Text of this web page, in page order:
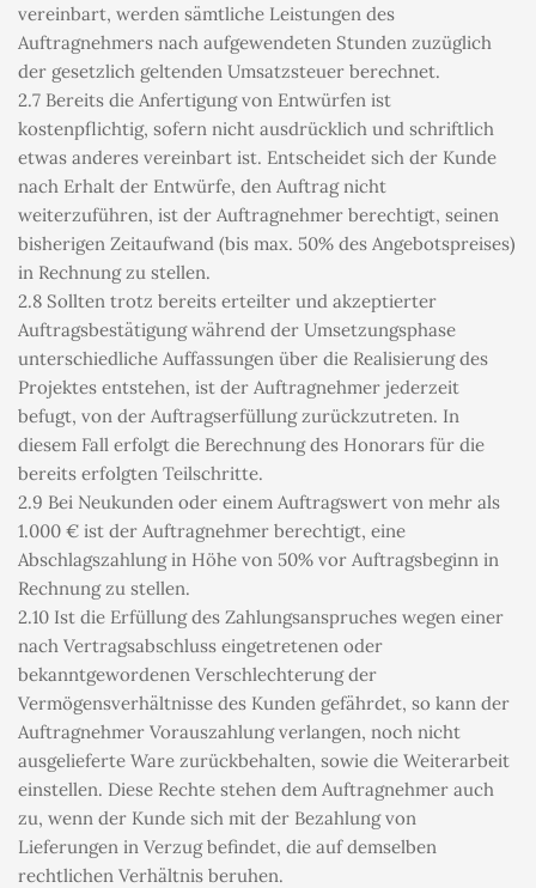
vereinbart, werden sämtliche Leistungen des
Auftragnehmers nach aufgewendeten Stunden zuzüglich
der gesetzlich geltenden Umsatzsteuer berechnet.
2.7 Bereits die Anfertigung von Entwürfen ist
kostenpflichtig, sofern nicht ausdrücklich und schriftlich
etwas anderes vereinbart ist. Entscheidet sich der Kunde
nach Erhalt der Entwürfe, den Auftrag nicht
weiterzuführen, ist der Auftragnehmer berechtigt, seinen
bisherigen Zeitaufwand (bis max. 50% des Angebotspreises)
in Rechnung zu stellen.
2.8 Sollten trotz bereits erteilter und akzeptierter
Auftragsbestätigung während der Umsetzungsphase
unterschiedliche Auffassungen über die Realisierung des
Projektes entstehen, ist der Auftragnehmer jederzeit
befugt, von der Auftragserfüllung zurückzutreten. In
diesem Fall erfolgt die Berechnung des Honorars für die
bereits erfolgten Teilschritte.
2.9 Bei Neukunden oder einem Auftragswert von mehr als
1.000 € ist der Auftragnehmer berechtigt, eine
Abschlagszahlung in Höhe von 50% vor Auftragsbeginn in
Rechnung zu stellen.
2.10 Ist die Erfüllung des Zahlungsanspruches wegen einer
nach Vertragsabschluss eingetretenen oder
bekanntgewordenen Verschlechterung der
Vermögensverhältnisse des Kunden gefährdet, so kann der
Auftragnehmer Vorauszahlung verlangen, noch nicht
ausgelieferte Ware zurückbehalten, sowie die Weiterarbeit
einstellen. Diese Rechte stehen dem Auftragnehmer auch
zu, wenn der Kunde sich mit der Bezahlung von
Lieferungen in Verzug befindet, die auf demselben
rechtlichen Verhältnis beruhen.